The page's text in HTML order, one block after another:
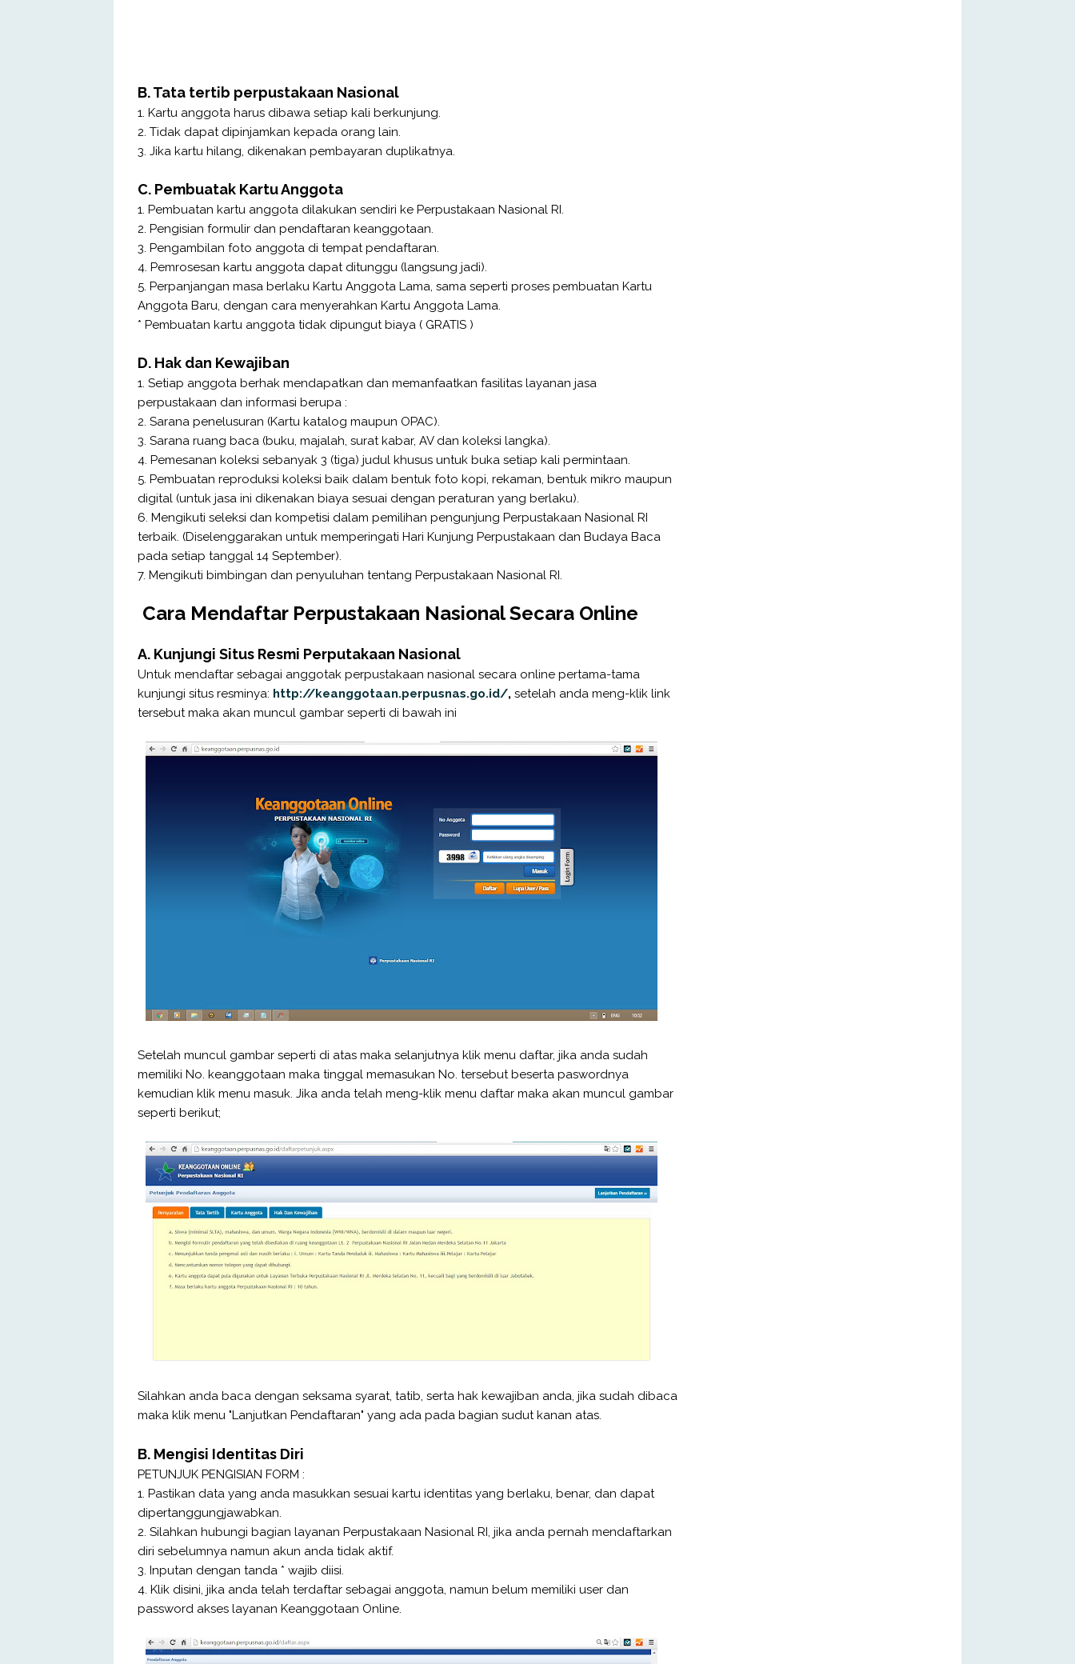
B. Tata tertib perpustakaan Nasional
1. Kartu anggota harus dibawa setiap kali berkunjung.
2. Tidak dapat dipinjamkan kepada orang lain.
3. Jika kartu hilang, dikenakan pembayaran duplikatnya.
C. Pembuatak Kartu Anggota
1. Pembuatan kartu anggota dilakukan sendiri ke Perpustakaan Nasional RI.
2. Pengisian formulir dan pendaftaran keanggotaan.
3. Pengambilan foto anggota di tempat pendaftaran.
4. Pemrosesan kartu anggota dapat ditunggu (langsung jadi).
5. Perpanjangan masa berlaku Kartu Anggota Lama, sama seperti proses pembuatan Kartu
Anggota Baru, dengan cara menyerahkan Kartu Anggota Lama.
* Pembuatan kartu anggota tidak dipungut biaya ( GRATIS )
D. Hak dan Kewajiban
1. Setiap anggota berhak mendapatkan dan memanfaatkan fasilitas layanan jasa
perpustakaan dan informasi berupa :
2. Sarana penelusuran (Kartu katalog maupun OPAC).
3. Sarana ruang baca (buku, majalah, surat kabar, AV dan koleksi langka).
4. Pemesanan koleksi sebanyak 3 (tiga) judul khusus untuk buka setiap kali permintaan.
5. Pembuatan reproduksi koleksi baik dalam bentuk foto kopi, rekaman, bentuk mikro maupun
digital (untuk jasa ini dikenakan biaya sesuai dengan peraturan yang berlaku).
6. Mengikuti seleksi dan kompetisi dalam pemilihan pengunjung Perpustakaan Nasional RI
terbaik. (Diselenggarakan untuk memperingati Hari Kunjung Perpustakaan dan Budaya Baca
pada setiap tanggal 14 September).
7. Mengikuti bimbingan dan penyuluhan tentang Perpustakaan Nasional RI.
Cara Mendaftar Perpustakaan Nasional Secara Online
A. Kunjungi Situs Resmi Perputakaan Nasional
Untuk mendaftar sebagai anggotak perpustakaan nasional secara online pertama-tama
kunjungi situs resminya: http://keanggotaan.perpusnas.go.id/, setelah anda meng-klik link
tersebut maka akan muncul gambar seperti di bawah ini
Setelah muncul gambar seperti di atas maka selanjutnya klik menu daftar, jika anda sudah
memiliki No. keanggotaan maka tinggal memasukan No. tersebut beserta paswordnya
kemudian klik menu masuk. Jika anda telah meng-klik menu daftar maka akan muncul gambar
seperti berikut;
Silahkan anda baca dengan seksama syarat, tatib, serta hak kewajiban anda, jika sudah dibaca
maka klik menu "Lanjutkan Pendaftaran" yang ada pada bagian sudut kanan atas.
B. Mengisi Identitas Diri
PETUNJUK PENGISIAN FORM :
1. Pastikan data yang anda masukkan sesuai kartu identitas yang berlaku, benar, dan dapat
dipertanggungjawabkan.
2. Silahkan hubungi bagian layanan Perpustakaan Nasional RI, jika anda pernah mendaftarkan
diri sebelumnya namun akun anda tidak aktif.
3. Inputan dengan tanda * wajib diisi.
4. Klik disini, jika anda telah terdaftar sebagai anggota, namun belum memiliki user dan
password akses layanan Keanggotaan Online.